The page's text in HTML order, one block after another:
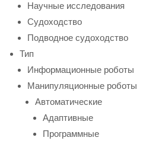
Научные исследования
Судоходство
Подводное судоходство
Тип
Информационные роботы
Манипуляционные роботы
Автоматические
Адаптивные
Программные